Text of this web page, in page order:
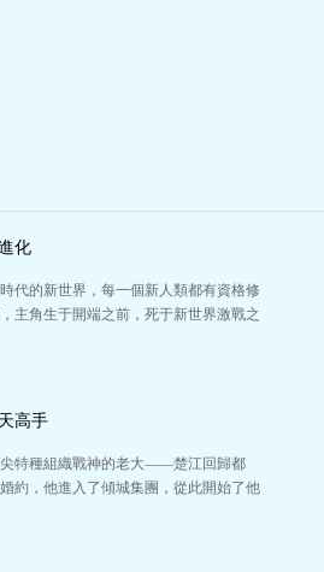
化
代的新世界，每一個新人類都有資格修
主角生于開端之前，死于新世界激戰之
高手
特種組織戰神的老大——楚江回歸都
約，他進入了傾城集團，從此開始了他